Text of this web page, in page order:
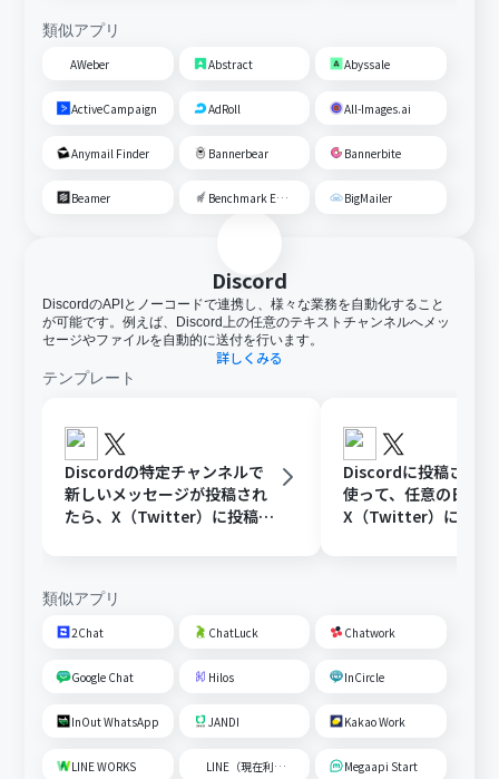
類似アプリ
AWeber Abstract Abyssale
ActiveCampaign AdRoll All-Images.ai
Anymail Finder Bannerbear Bannerbite
Beamer Benchmark Email BigMailer
Discord
DiscordのAPIとノーコードで連携し、様々な業務を自動化すること
が可能です。例えば、Discord上の任意のテキストチャンネルへメッ
セージやファイルを自動的に送付を行います。
詳しくみる
テンプレート
Discordの特定チャンネルで
新しいメッセージが投稿され
たら、X（Twitter）に投稿す
Discordに投稿され
使って、任意の日時に
X（Twitter）に投稿
類似アプリ
2Chat ChatLuck Chatwork
Google Chat Hilos InCircle
InOut WhatsApp JANDI Kakao Work
LINE WORKS LINE（現在利用不可） Megaapi Start